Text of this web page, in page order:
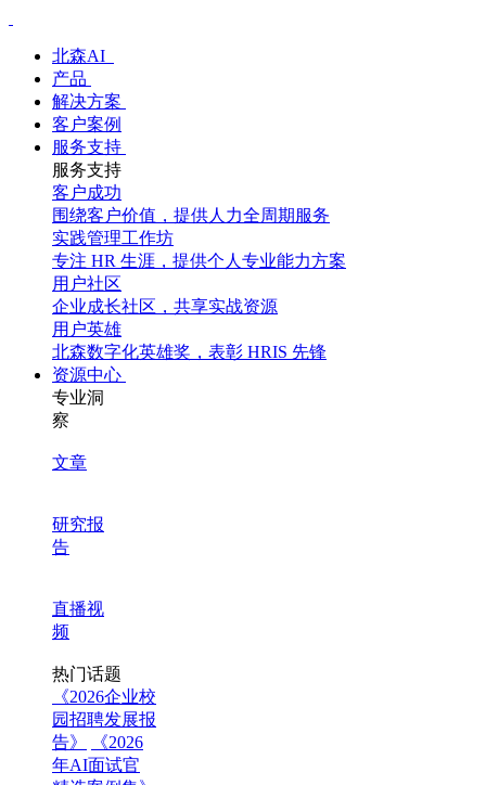
北森AI
产品
解决方案
客户案例
服务支持
服务支持
客户成功
围绕客户价值，提供人力全周期服务
实践管理工作坊
专注 HR 生涯，提供个人专业能力方案
用户社区
企业成长社区，共享实战资源
用户英雄
北森数字化英雄奖，表彰 HRIS 先锋
资源中心
专业洞
察
文章
研究报
告
直播视
频
热门话题
《2026企业校
园招聘发展报
告》
《2026
年AI面试官